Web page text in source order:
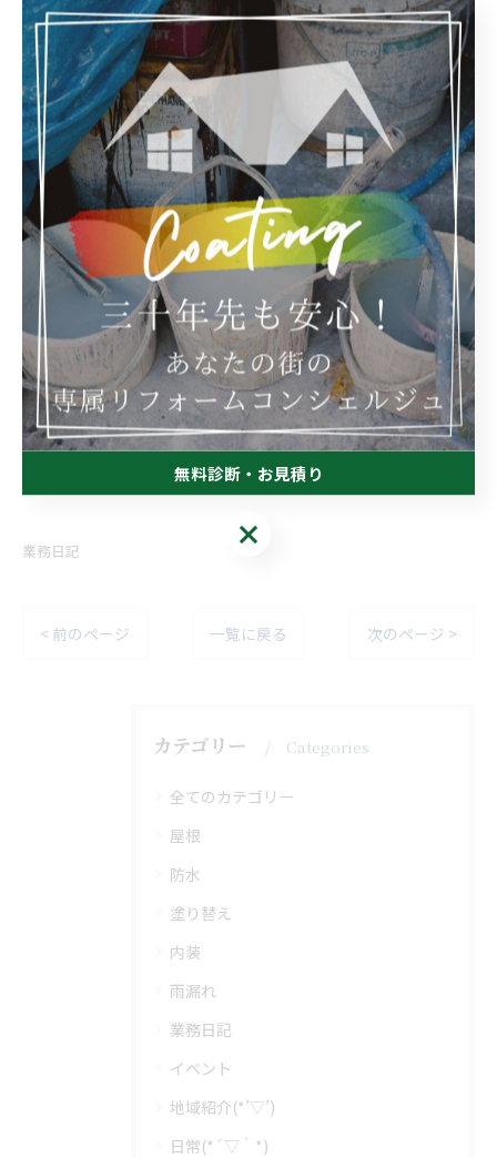
--------------------------------------------------------------------
--
おゆみ野工房
千葉県千葉市緑区辺田町152-1
電話番号:043-292-6633
FAX番号:043-292-6633
--------------------------------------------------------------------
業務日記
< 前のページ 一覧に戻る 次のページ >
カテゴリー Categories
全てのカテゴリー
屋根
防水
塗り替え
内装
雨漏れ
業務日記
イベント
地域紹介(*’▽’)
日常(*´▽｀*)
無料診断・お見積り
無料診断・お見積り